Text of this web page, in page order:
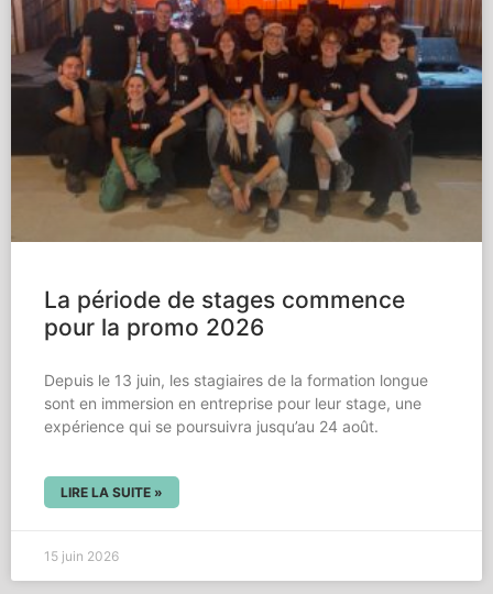
La période de stages commence
pour la promo 2026
Depuis le 13 juin, les stagiaires de la formation longue
sont en immersion en entreprise pour leur stage, une
expérience qui se poursuivra jusqu’au 24 août.
LIRE LA SUITE »
15 juin 2026